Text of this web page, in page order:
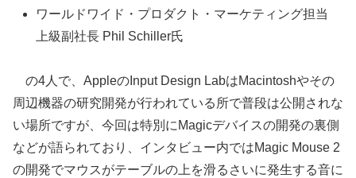
ワールドワイド・プロダクト・マーケティング担当
上級副社長 Phil Schiller氏
の4人で、AppleのInput Design LabはMacintoshやその
周辺機器の研究開発が行われている所で普段は公開されな
い場所ですが、今回は特別にMagicデバイスの開発の裏側
などが語られており、インタビュー内ではMagic Mouse 2
の開発でマウスがテーブルの上を滑るさいに発生する音に